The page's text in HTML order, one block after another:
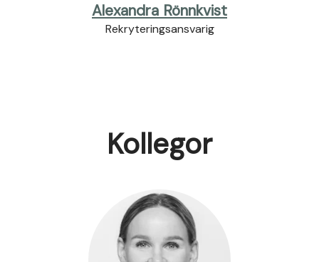
Alexandra Rönnkvist
Rekryteringsansvarig
Kollegor